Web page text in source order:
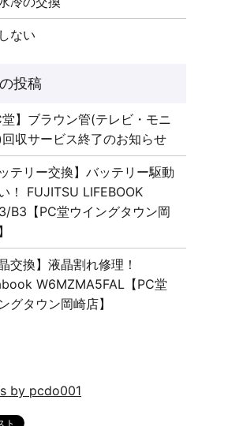
ない
堂】ブラウン管(テレビ・モニ
回収サービス終了のお知らせ
ッテリー交換】バッテリー駆動
！ FUJITSU LIFEBOOK
B3【PC堂ウイングタウン岡
晶交換】液晶割れ修理！
W6MZMA5FAL【PC堂
グタウン岡崎店】
by pcdo001